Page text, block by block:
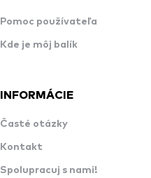
Pomoc používateľa
Kde je môj balík
INFORMÁCIE
Časté otázky
Kontakt
Spolupracuj s nami!